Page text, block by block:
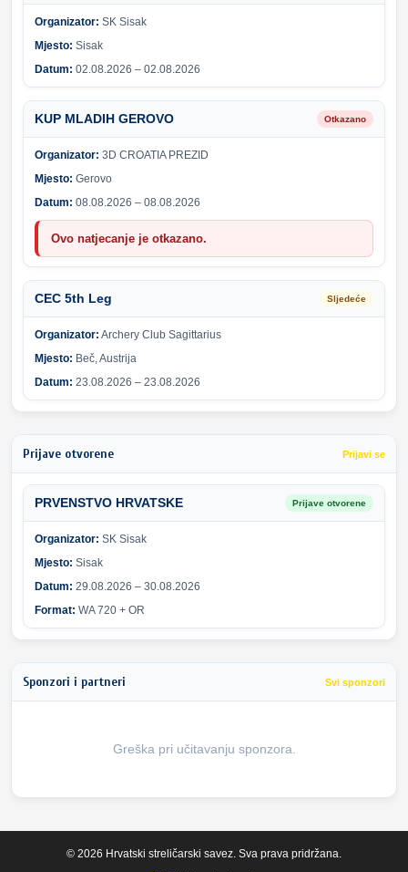
Organizator: SK Sisak
Mjesto: Sisak
Datum: 02.08.2026 – 02.08.2026
KUP MLADIH GEROVO Otkazano
Organizator: 3D CROATIA PREZID
Mjesto: Gerovo
Datum: 08.08.2026 – 08.08.2026
Ovo natjecanje je otkazano.
CEC 5th Leg Sljedeće
Organizator: Archery Club Sagittarius
Mjesto: Beč, Austrija
Datum: 23.08.2026 – 23.08.2026
Prijave otvorene Prijavi se
PRVENSTVO HRVATSKE Prijave otvorene
Organizator: SK Sisak
Mjesto: Sisak
Datum: 29.08.2026 – 30.08.2026
Format: WA 720 + OR
Sponzori i partneri Svi sponzori
Greška pri učitavanju sponzora.
© 2026 Hrvatski streličarski savez. Sva prava pridržana.